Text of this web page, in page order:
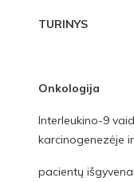
TURINYS
Onkologija
Interleukino-9
karcinogenezėje
pacientų